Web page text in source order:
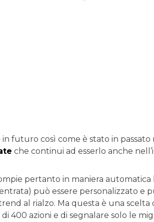
futuro così come è stato in
che continui ad esserlo anche
pertanto in maniera automatica
può essere personalizzato e
al rialzo. Ma questa è una scelta
400 azioni e di segnalare solo le